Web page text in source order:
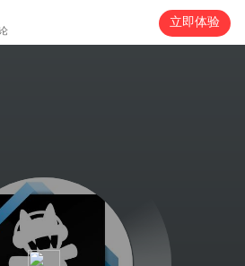
立即体验